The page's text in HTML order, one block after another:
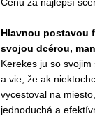
Hlavnou postavou
svojou dcérou,
Kerekes ju so
a vie, že ak
vycestoval na
jednoduchá a